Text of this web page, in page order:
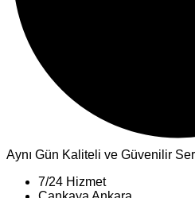
Aynı Gün Kaliteli ve Güvenilir
7/24 Hizmet